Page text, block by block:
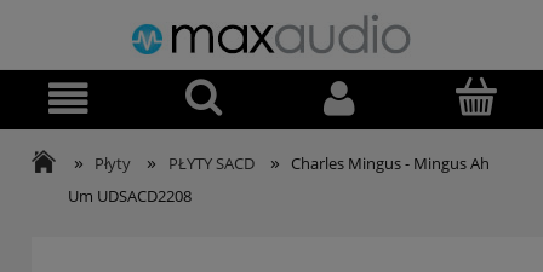
» Płyty » PŁYTY SACD »
Charles Mingus - Mingus Ah
Um UDSACD2208